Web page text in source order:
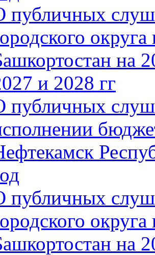
публичных
на
и 2028 гг
публичных
публичных
на